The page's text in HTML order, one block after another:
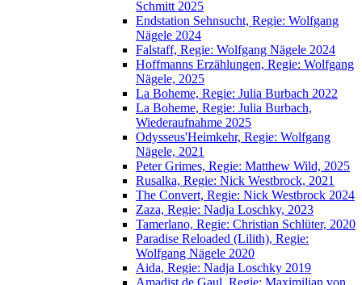
Schmitt 2025
Endstation Sehnsucht, Regie: Wolfgang
Nägele 2024
Falstaff, Regie: Wolfgang Nägele 2024
Hoffmanns Erzählungen, Regie: Wolfgang
Nägele, 2025
La Boheme, Regie: Julia Burbach 2022
La Boheme, Regie: Julia Burbach,
Wiederaufnahme 2025
Odysseus'Heimkehr, Regie: Wolfgang
Nägele, 2021
Peter Grimes, Regie: Matthew Wild, 2025
Rusalka, Regie: Nick Westbrock, 2021
The Convert, Regie: Nick Westbrock 2024
Zaza, Regie: Nadja Loschky, 2023
Tamerlano, Regie: Christian Schlüter, 2020
Paradise Reloaded (Lilith), Regie:
Wolfgang Nägele 2020
Aida, Regie: Nadja Loschky 2019
Amadist de Gaul, Regie: Maximilian von